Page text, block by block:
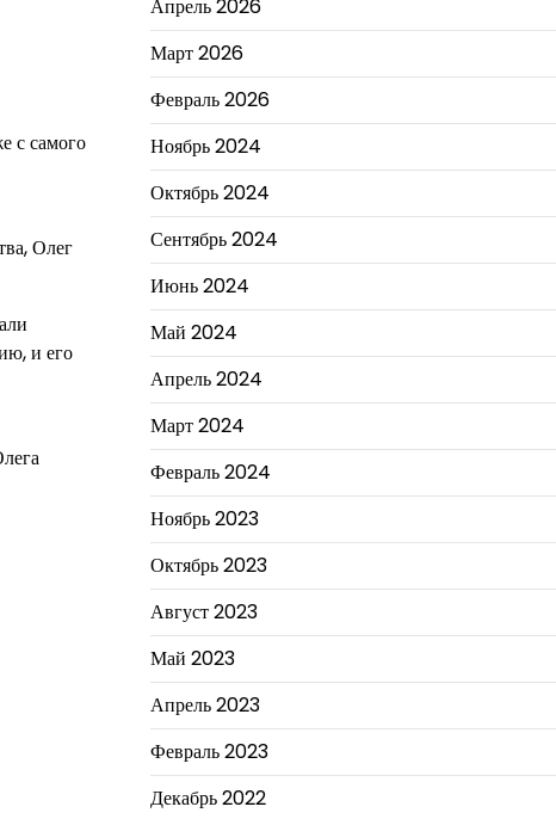
с самого
Олег
и его
Апрель 2026
Март 2026
Февраль 2026
Ноябрь 2024
Октябрь 2024
Сентябрь 2024
Июнь 2024
Май 2024
Апрель 2024
Март 2024
Февраль 2024
Ноябрь 2023
Октябрь 2023
Август 2023
Май 2023
Апрель 2023
Февраль 2023
Декабрь 2022